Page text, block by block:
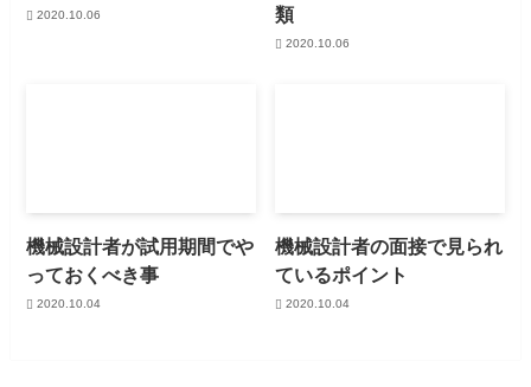
2020.10.06
類
2020.10.06
機械設計者が試用期間でや
っておくべき事
2020.10.04
機械設計者の面接で見られ
ているポイント
2020.10.04